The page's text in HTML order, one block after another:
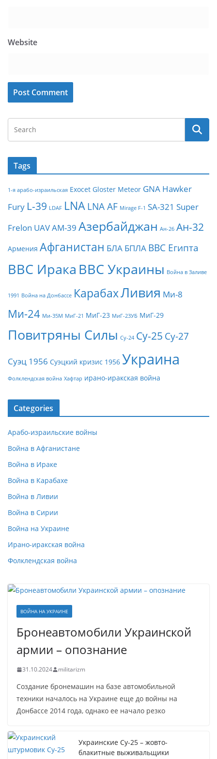
Website
Tags
1-я арабо-израильская Exocet Gloster Meteor GNA Hawker
Fury L-39 LDAF LNA LNA AF Mirage F-1 SA-321 Super
Frelon UAVАМ-39 Азербайджан Ан-26 Ан-32
Армения Афганистан БЛА БПЛА ВВС Египта
ВВС Ирака ВВС Украины Война в Заливе
1991 Война на Донбассе КарабахЛивия Ми-8
Ми-24 Ми-35М МиГ-21 МиГ-23 МиГ-23УБ МиГ-29
Повитряны Силы Су-24 Су-25 Су-27
Суэц 1956 Суэцкий кризис 1956 Украина
Фолклендская война Хафтар ирано-иракская война
Categories
Арабо-израильские войны
Война в Афганистане
Война в Ираке
Война в Карабахе
Война в Ливии
Война в Сирии
Война на Украине
Ирано-иракская война
Фолклендская война
ВОЙНА НА УКРАИНЕ
Бронеавтомобили Украинской
армии – опознание
31.10.2024 militarizm
Создание бронемашин на базе автомобильной
техники началось на Украине еще до войны на
Донбассе 2014 года, однако ее начало резко
Украинские Су-25 – жовто-
блакитные выживальщики